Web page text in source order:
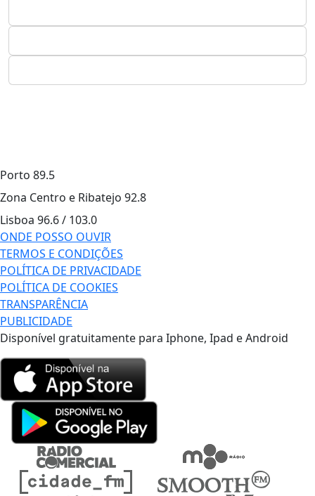
Porto 89.5
Zona Centro e Ribatejo 92.8
Lisboa 96.6 / 103.0
ONDE POSSO OUVIR
TERMOS E CONDIÇÕES
POLÍTICA DE PRIVACIDADE
POLÍTICA DE COOKIES
TRANSPARÊNCIA
PUBLICIDADE
Disponível gratuitamente para Iphone, Ipad e Android